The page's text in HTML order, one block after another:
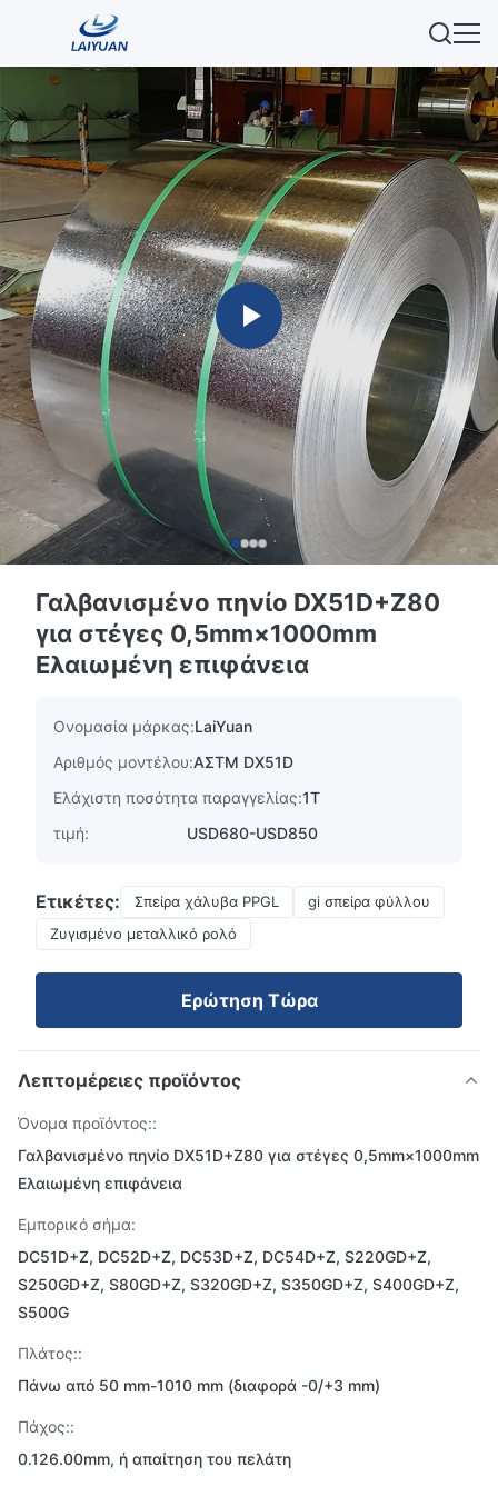
Γαλβανισμένο πηνίο DX51D+Z80
για στέγες 0,5mm×1000mm
Ελαιωμένη επιφάνεια
Ονομασία μάρκας:LaiYuan
Αριθμός μοντέλου:ΑΣTM DX51D
Ελάχιστη ποσότητα παραγγελίας:1T
τιμή:
USD680-USD850
Ετικέτες: Σπείρα χάλυβα PPGL
gi σπείρα φύλλου
Ζυγισμένο μεταλλικό ρολό
Ερώτηση Τώρα
Λεπτομέρειες προϊόντος
Όνομα προϊόντος::
Γαλβανισμένο πηνίο DX51D+Z80 για στέγες 0,5mm×1000mm
Ελαιωμένη επιφάνεια
Εμπορικό σήμα:
DC51D+Z, DC52D+Z, DC53D+Z, DC54D+Z, S220GD+Z,
S250GD+Z, S80GD+Z, S320GD+Z, S350GD+Z, S400GD+Z,
S500G
Πλάτος::
Πάνω από 50 mm-1010 mm (διαφορά -0/+3 mm)
Πάχος::
0.126.00mm, ή απαίτηση του πελάτη